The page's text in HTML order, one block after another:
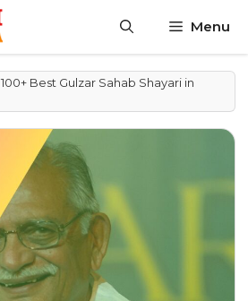
Menu
100+ Best Gulzar Sahab Shayari in